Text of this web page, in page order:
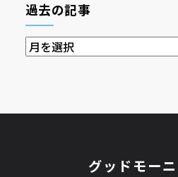
過去の記事
過
去
事
グッドモー